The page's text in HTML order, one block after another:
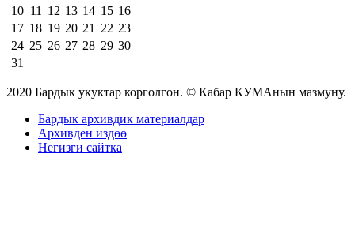
10 11 12 13 14 15 16
17 18 19 20 21 22 23
24 25 26 27 28 29 30
31
2020 Бардык укуктар корголгон. © Кабар КУМАнын мазмуну.
Бардык архивдик материалдар
Архивден издөө
Негизги сайтка